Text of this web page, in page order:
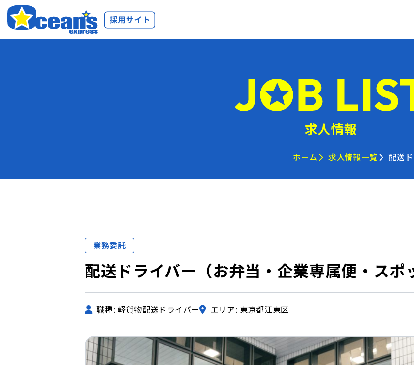
求人情報
ホーム 求人情報一覧 配送
業務委託
配送ドライバー（お弁当・企業専属便・スポ
職種: 軽貨物配送ドライバー エリア: 東京都江東区